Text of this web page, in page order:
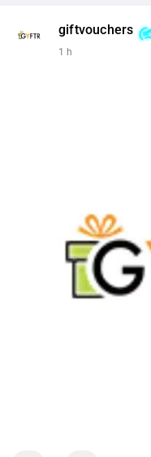
giftvouchers
1 h